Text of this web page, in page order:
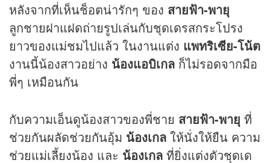
หลังจากที่เห็นช็อตน่ารักๆ ของ สายฟ้า-พายุ
ลูกชายฝาแฝดถ่ายรูปเล่นกับชุดเดรสกระโปรง
ยาวของแม่ชมไปแล้ว ในงานแต่ง แพทริเซีย-โน้ต
งานนี้น้องสาวอย่าง น้องแอบิเกล ก็ไม่รอดจากมือ
พี่ๆ เหมือนกัน
กับความเอ็นดูน้องสาวของพี่ชาย สายฟ้า-พายุ ที่
ช่วยกันผลัดช่วยกันอุ้ม น้องเกล ให้นั่งให้ยืน ความ
ช่วยแม่เลี้ยงน้อง และ น้องเกล ที่ยิ่งแต่งตัวชุดเด